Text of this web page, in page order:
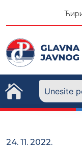
24. 11. 2022.